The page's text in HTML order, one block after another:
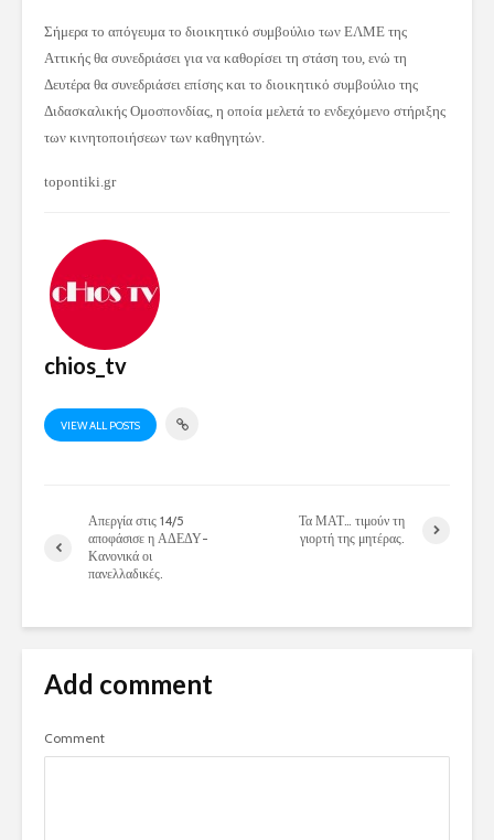
Σήμερα το απόγευμα το διοικητικό συμβούλιο των ΕΛΜΕ της
Αττικής θα συνεδριάσει για να καθορίσει τη στάση του, ενώ τη
Δευτέρα θα συνεδριάσει επίσης και το διοικητικό συμβούλιο της
Διδασκαλικής Ομοσπονδίας, η οποία μελετά το ενδεχόμενο στήριξης
των κινητοποιήσεων των καθηγητών.
topontiki.gr
chios_tv
VIEW ALL POSTS
Απεργία στις 14/5
αποφάσισε η ΑΔΕΔΥ-
Κανονικά οι
πανελλαδικές.
Τα ΜΑΤ… τιμούν τη
γιορτή της μητέρας.
Add comment
Comment